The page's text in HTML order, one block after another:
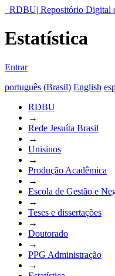
RDBU| Repositório Digital
Estatística
Entrar
português (Brasil) English
RDBU
→
Rede Jesuíta Brasil
→
Unisinos
→
Produção Acadêmica
→
Escola de Gestão e
→
Teses e dissertações
→
Doutorado
→
PPG Administração
→